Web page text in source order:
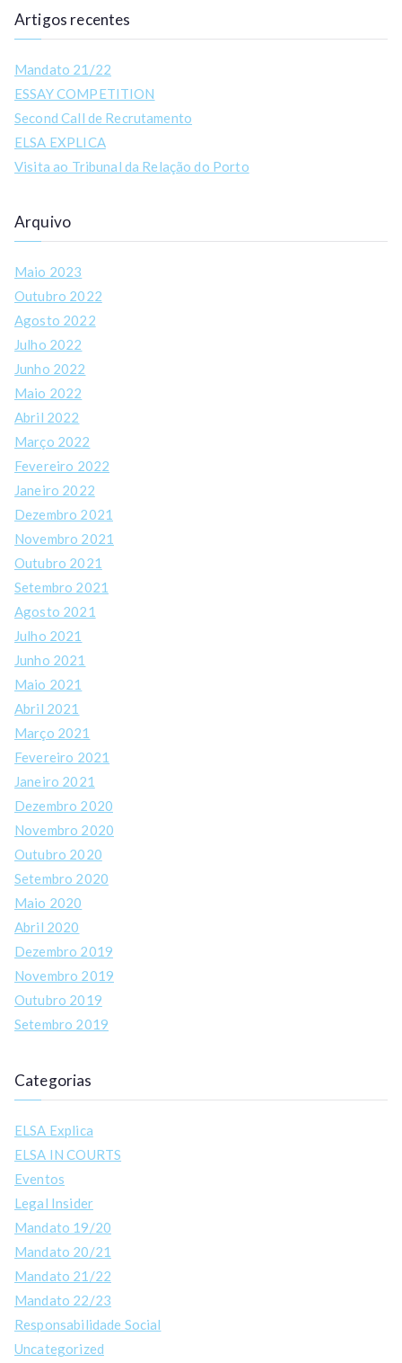
Artigos recentes
Mandato 21/22
ESSAY COMPETITION
Second Call de Recrutamento
ELSA EXPLICA
Visita ao Tribunal da Relação do Porto
Arquivo
Maio 2023
Outubro 2022
Agosto 2022
Julho 2022
Junho 2022
Maio 2022
Abril 2022
Março 2022
Fevereiro 2022
Janeiro 2022
Dezembro 2021
Novembro 2021
Outubro 2021
Setembro 2021
Agosto 2021
Julho 2021
Junho 2021
Maio 2021
Abril 2021
Março 2021
Fevereiro 2021
Janeiro 2021
Dezembro 2020
Novembro 2020
Outubro 2020
Setembro 2020
Maio 2020
Abril 2020
Dezembro 2019
Novembro 2019
Outubro 2019
Setembro 2019
Categorias
ELSA Explica
ELSA IN COURTS
Eventos
Legal Insider
Mandato 19/20
Mandato 20/21
Mandato 21/22
Mandato 22/23
Responsabilidade Social
Uncategorized